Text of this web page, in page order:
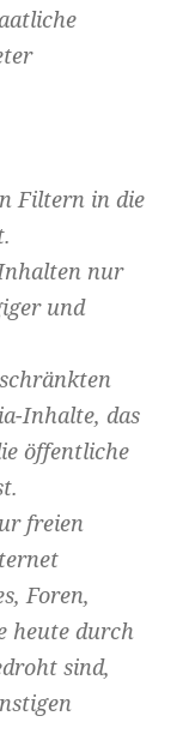
Filtern in die
nur
und
Inhalte, das
öffentliche
freien
Foren,
heute durch
sind,